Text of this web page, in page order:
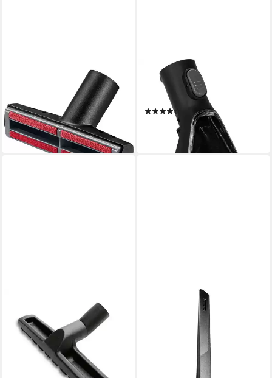
Polsterdüse Kärcher
Polsterdüse für Tierhaare
2.863-375.0
23,94 €
lieferbar - in 4-5 Werktagen bei dir
KÄRCHER
Reinigungs-Set
Waschpolsterdüse
lieferbar - in 4-5 Werktagen bei dir
Staubsaugerdüsen-Set
Original Kärcher
Nass-/Trockenbodendüse NW
35 (9.755-549.0)
Bodendüse Kärcher Extra
lange Fugendüse 350mm
lieferbar - in 4-5 Werktagen bei dir